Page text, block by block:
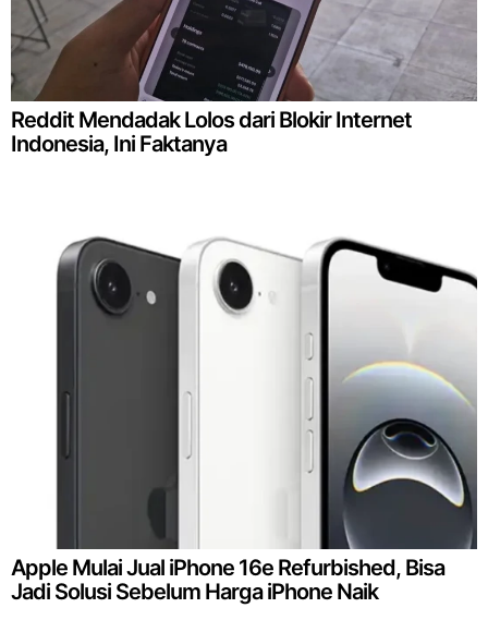
Reddit Mendadak Lolos dari Blokir Internet
Indonesia, Ini Faktanya
Apple Mulai Jual iPhone 16e Refurbished, Bisa
Jadi Solusi Sebelum Harga iPhone Naik